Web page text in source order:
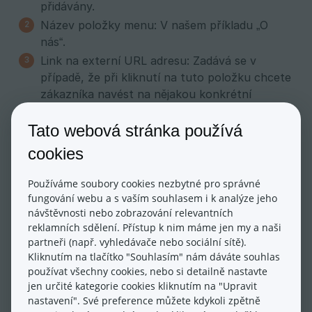
přidávány.
Název položky menu: V našem příkladu „O
nás“.
Link na externí URL adresu: Zadává se v
případě, že při kliknutí na tuto položku chcete
zákazníka navést na nějakou konkrétní
otevře nové okno, nebo stávající.
Link na externí email: Při vyplnění emailové
adresy se po kliknutí na tuto položku otevře
nová zpráva emailového klienta s
předvyplněnou adresou, pokud jej má
návštěvník v PC nainstalovaného.
Pokročilé nastavení: slouží k editaci popisů a
obrázků, které se zobrazí ve výsledcích
vyhledávání, na sociálních sítích apod.
Možnost zaheslovat (uzamknout) tuto sekci
heslem: např. pro velkoobchodní partnery.
Tato webová stránka používá
cookies
Používáme soubory cookies nezbytné pro správné
fungování webu a s vaším souhlasem i k analýze jeho
návštěvnosti nebo zobrazování relevantních
reklamních sdělení. Přístup k nim máme jen my a naši
partneři (např. vyhledávače nebo sociální sítě).
Kliknutím na tlačítko "Souhlasím" nám dáváte souhlas
používat všechny cookies, nebo si detailně nastavte
jen určité kategorie cookies kliknutím na "Upravit
nastavení". Své preference můžete kdykoli zpětně